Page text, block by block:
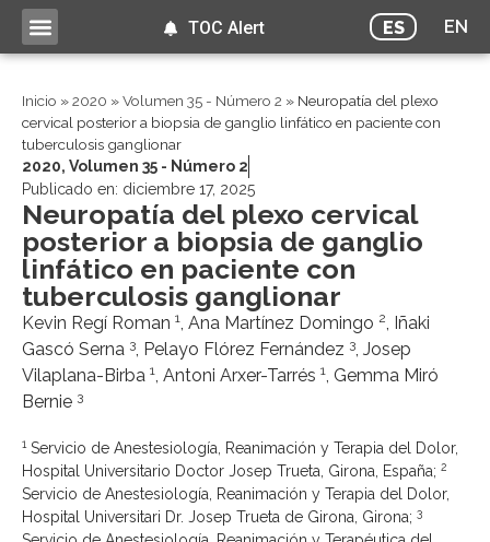
ES EN
TOC Alert
Inicio »2020 »Volumen 35 - Número 2 » Neuropatía del plexo
cervical posterior a biopsia de ganglio linfático en paciente con
tuberculosis ganglionar
2020, Volumen 35 - Número 2
Publicado en: diciembre 17, 2025
Neuropatía del plexo cervical
posterior a biopsia de ganglio
linfático en paciente con
tuberculosis ganglionar
Kevin Regí Roman 1, Ana Martínez Domingo 2, Iñaki
Gascó Serna 3, Pelayo Flórez Fernández 3, Josep
Vilaplana-Birba 1, Antoni Arxer-Tarrés 1, Gemma Miró
Bernie 3
1Servicio de Anestesiología, Reanimación y Terapia del Dolor,
Hospital Universitario Doctor Josep Trueta, Girona, España; 2
Servicio de Anestesiología, Reanimación y Terapia del Dolor,
Hospital Universitari Dr. Josep Trueta de Girona, Girona; 3